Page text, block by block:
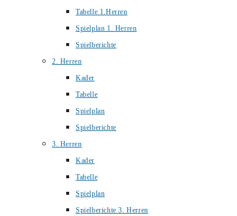
Tabelle 1.Herren
Spielplan 1. Herren
Spielberichte
2. Herren
Kader
Tabelle
Spielplan
Spielberichte
3. Herren
Kader
Tabelle
Spielplan
Spielberichte 3. Herren